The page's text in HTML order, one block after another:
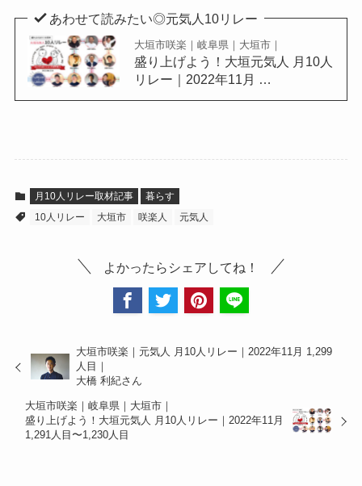
あわせて読みたい◎元気人10リレー
大垣市咲楽｜岐阜県｜大垣市｜
盛り上げよう！大垣元気人 月10人
リレー｜2022年11月 …
月10人リレー取材記事
暮らす
10人リレー
大垣市 咲楽人 元気人
よかったらシェアしてね！
大垣市咲楽｜元気人 月10人リレー｜2022年11月 1,299
人目｜
大橋 利紀さん
大垣市咲楽｜岐阜県｜大垣市｜
盛り上げよう！大垣元気人 月10人リレー｜2022年11月
1,291人目〜1,230人目